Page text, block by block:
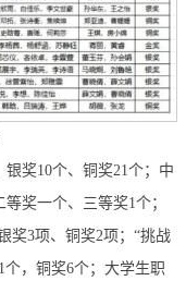
奖10个、铜奖21个；中
奖一个、三等奖1个；
奖3项、铜奖2项；“挑战
，铜奖6个；大学生职